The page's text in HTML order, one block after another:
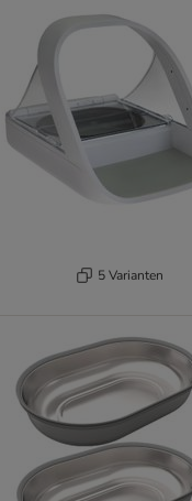
5 Varianten